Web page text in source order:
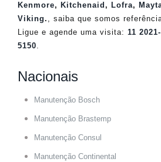
Kenmore, Kitchenaid , Lofra,
Viking. , saiba que somos
Ligue e agende uma visita: 11
5150.
Nacionais
Manutenção Bosch
Manutenção Brastemp
Manutenção Consul
Manutenção Continental